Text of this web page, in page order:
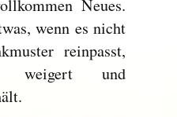
Neues.
wenn es nicht
reinpasst,
weigert und